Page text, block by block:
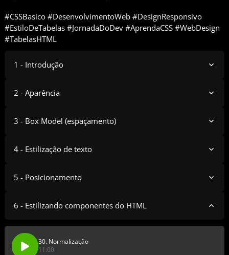
#CSSBasico #DesenvolvimentoWeb #DesignResponsivo
#EstiloDeTabelas #JornadaDoDev #AprendaCSS #WebDesign
#TabelasHTML
1 - Introdução
2 - Aparência
3 - Box Model (espaçamento)
4 - Estilização de texto
5 - Posicionamento
6 - Estilizando componentes do HTML
30. Normalização
11:00